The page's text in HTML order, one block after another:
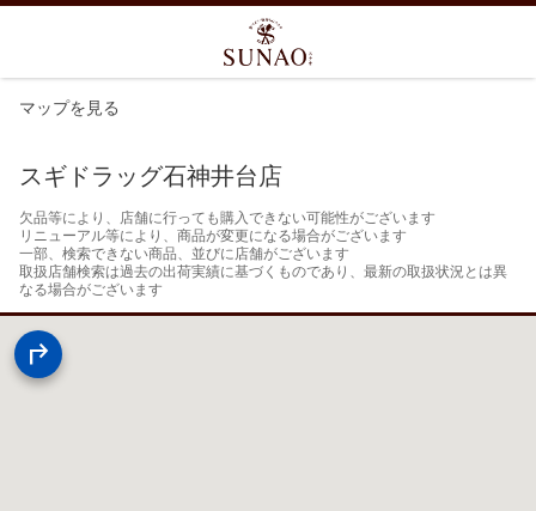
マップを見る
スギドラッグ石神井台店
欠品等により、店舗に行っても購入できない可能性がございます
リニューアル等により、商品が変更になる場合がございます
一部、検索できない商品、並びに店舗がございます
取扱店舗検索は過去の出荷実績に基づくものであり、最新の取扱状況とは異
なる場合がございます